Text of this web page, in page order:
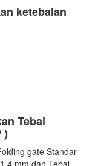
ketebalan
Tebal
)
gate Standar
mm dan Tebal